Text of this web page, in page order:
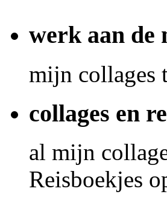
werk aan de
mijn collages
collages en
al mijn
Reisboekjes